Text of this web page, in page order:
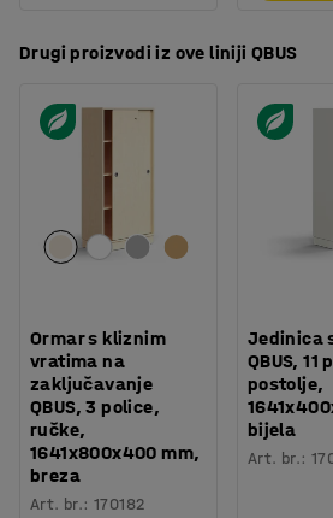
Drugi proizvodi iz ove liniji QBUS
Ormar s kliznim
vratima na
zaključavanje
QBUS, 3 police,
ručke,
1641x800x400 mm,
breza
Art. br.:170182
Jedinica
QBUS, 11
postolje,
bijela
Art. br.: